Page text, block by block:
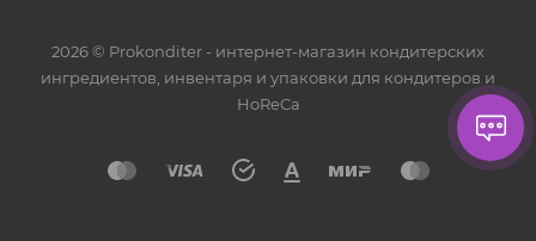
2026 © Prokonditer - интернет-магазин кондитерских
ингредиентов, инвентаря и упаковки для кондитеров и
HoReCa